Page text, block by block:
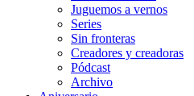
Juguemos a vernos
Series
Sin fronteras
Creadores y creadoras
Pódcast
Archivo